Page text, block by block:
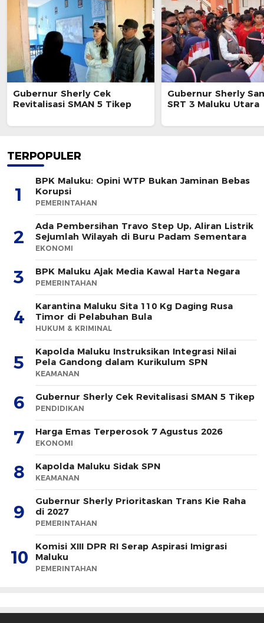
Gubernur Sherly Cek
Revitalisasi SMAN 5 Tikep
Gubernur Sherly
SRT 3 Maluku Utara
TERPOPULER
1
BPK Maluku: Opini WTP Bukan Jaminan Bebas
Korupsi
PEMERINTAHAN
2
Ada Pembersihan Travo Step Up, Aliran Listrik
Sejumlah Wilayah di Buru Padam Sementara
EKONOMI
3 BPK Maluku Ajak Media Kawal Harta Negara
PEMERINTAHAN
4
Karantina Maluku Sita 110 Kg Daging Rusa
Timor di Pelabuhan Bula
HUKUM & KRIMINAL
5
Kapolda Maluku Instruksikan Integrasi Nilai
Pela Gandong dalam Kurikulum SPN
KEAMANAN
6 Gubernur Sherly Cek Revitalisasi SMAN 5 Tikep
PENDIDIKAN
7 Harga Emas Terperosok 7 Agustus 2026
EKONOMI
8 Kapolda Maluku Sidak SPN
KEAMANAN
9
Gubernur Sherly Prioritaskan Trans Kie Raha
di 2027
PEMERINTAHAN
10
Komisi XIII DPR RI Serap Aspirasi Imigrasi
Maluku
PEMERINTAHAN